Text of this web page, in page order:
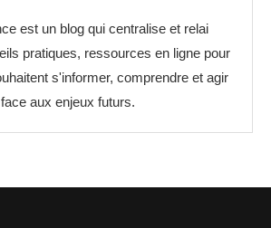
est un blog qui centralise et relai
pratiques, ressources en ligne pour
s'informer, comprendre et agir
face aux enjeux futurs.